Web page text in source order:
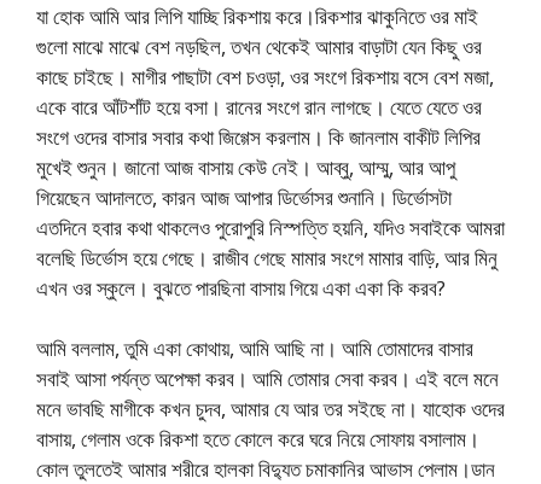
যা হোক আমি আর লিপি যাচ্ছি রিকশায় করে।রিকশার ঝাকুনিতে ওর মাই
গুলো মাঝে মাঝে বেশ নড়ছিল, তখন থেকেই আমার বাড়াটা যেন কিছু ওর
কাছে চাইছে। মাগীর পাছাটা বেশ চওড়া, ওর সংগে রিকশায় বসে বেশ মজা,
একে বারে আঁটশাঁট হয়ে বসা। রানের সংগে রান লাগছে। যেতে যেতে ওর
সংগে ওদের বাসার সবার কথা জিগ্গেস করলাম। কি জানলাম বাকীট লিপির
মুখেই শুনুন। জানো আজ বাসায় কেউ নেই। আব্বু, আম্মু, আর আপু
গিয়েছেন আদালতে, কারন আজ আপার ডির্ভোসর শুনানি। ডির্ভোসটা
এতদিনে হবার কথা থাকলেও পুরোপুরি নিস্পত্তি হয়নি, যদিও সবাইকে আমরা
বলেছি ডির্ভোস হয়ে গেছে। রাজীব গেছে মামার সংগে মামার বাড়ি, আর মিনু
এখন ওর স্কুলে। বুঝতে পারছিনা বাসায় গিয়ে একা একা কি করব?
আমি বললাম, তুমি একা কোথায়, আমি আছি না। আমি তোমাদের বাসার
সবাই আসা পর্যন্ত অপেক্ষা করব। আমি তোমার সেবা করব। এই বলে মনে
মনে ভাবছি মাগীকে কখন চুদব, আমার যে আর তর সইছে না। যাহোক ওদের
বাসায়, গেলাম ওকে রিকশা হতে কোলে করে ঘরে নিয়ে সোফায় বসালাম।
কোল তুলতেই আমার শরীরে হালকা বিদ্যুত চমাকানির আভাস পেলাম।ডান